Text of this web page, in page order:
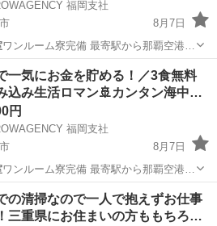
福岡支社
8月7日
ワンルーム寮完備 最寄駅から那覇空港…
客室
一気にお金を貯める！／3食無料
込み生活ロマン🚢カンタン海中…
円
福岡支社
8月7日
ワンルーム寮完備 最寄駅から那覇空港…
住み込み
の清掃なので一人で抱えずお仕事
三重県にお住まいの方ももちろ…